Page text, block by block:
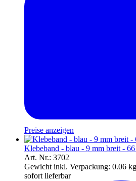
Preise anzeigen
Klebeband - blau - 9 mm breit -
Art. Nr.: 3702
Gewicht inkl. Verpackung: 0.06 kg
sofort lieferbar